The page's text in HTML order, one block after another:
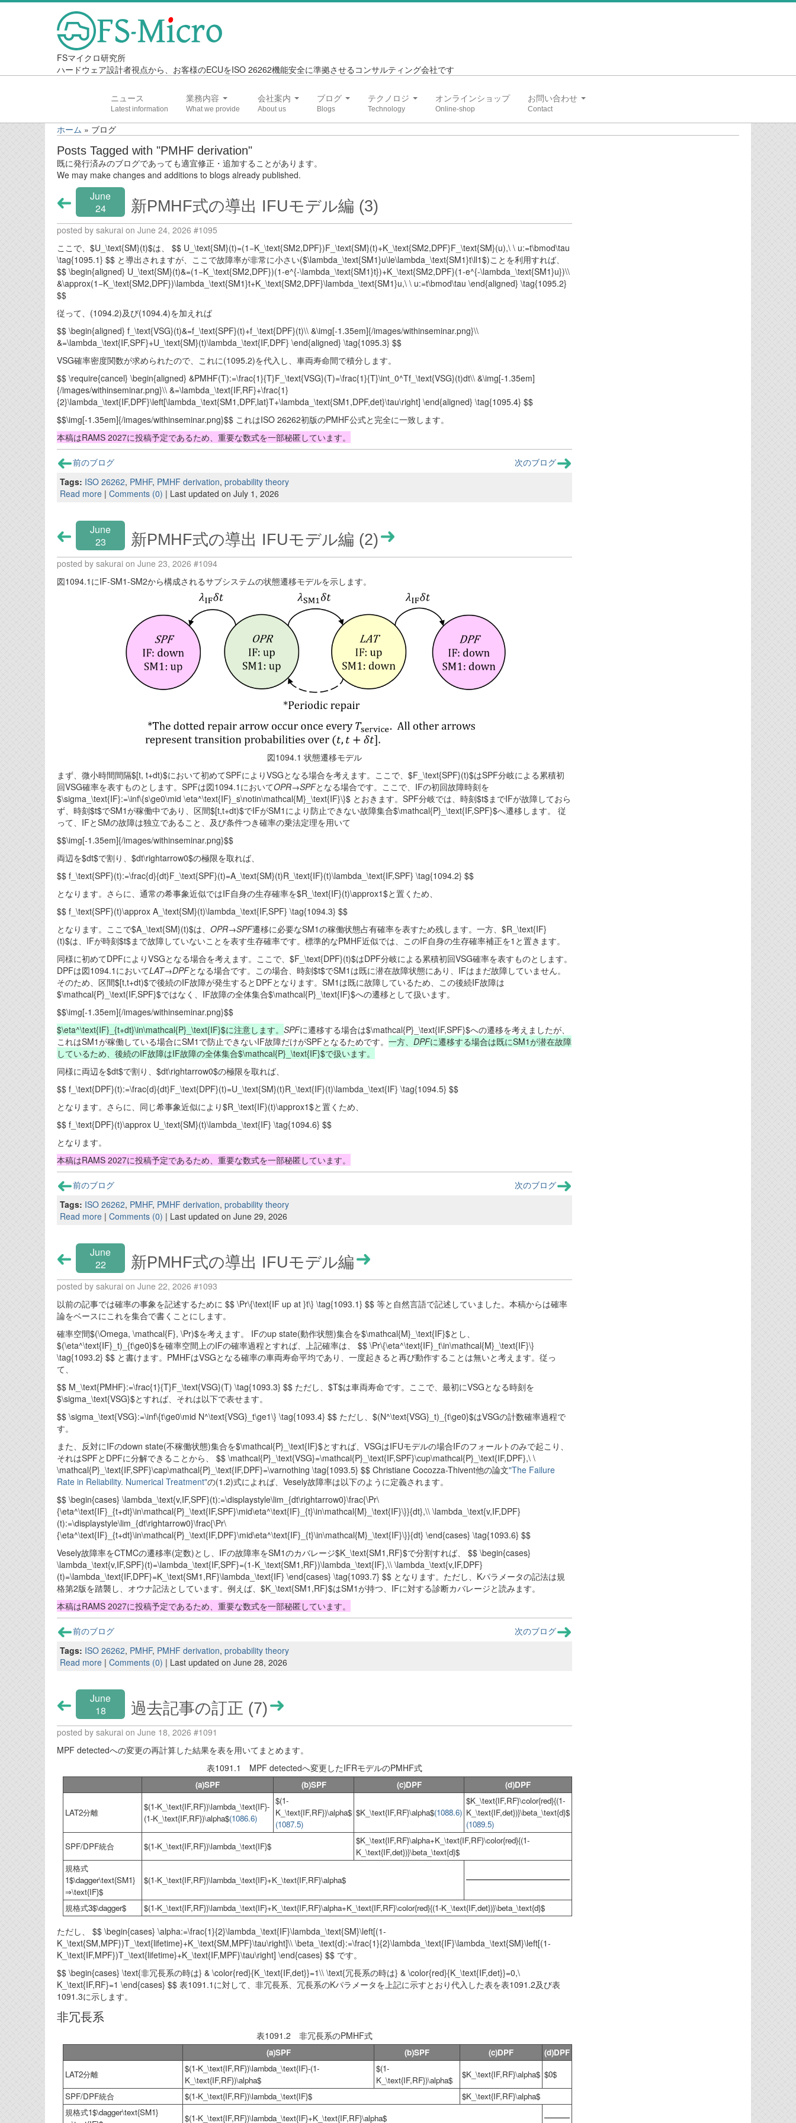
FSマイクロ研究所
ハードウェア設計者視点から、お客様のECUをISO 26262機能安全に準拠させるコンサルティング会社です
ニュース 業務内容 会社案内 ブログ テクノロジ オンラインショップ お問い合わせ
ホーム » ブログ
Posts Tagged with "PMHF derivation"
既に発行済みのブログであっても適宜修正・追加することがあります。
We may make changes and additions to blogs already published.
June
24
新PMHF式の導出 IFUモデル編 (3)
posted by sakurai on June 24, 2026 #1095
ここで、$U_\text{SM}(t)$は、 $$ U_\text{SM}(t)=(1−K_\text{SM2,DPF})⁢F_\text{SM}(t)+K_\text{SM2,DPF}⁢F_\text{SM}(u),\ \ u:=t\bmod\tau
\tag{1095.1} $$ と導出されますが、ここで故障率が非常に小さい($\lambda_\text{SM1}u\le\lambda_\text{SM1}t\ll1$)ことを利用すれば、
$$ \begin{aligned} U_\text{SM}(t)&=(1−K_\text{SM2,DPF})(1-e^{-\lambda_\text{SM1}t})+K_\text{SM2,DPF}⁢(1-e^{-\lambda_\text{SM1}u})\\
&\approx(1−K_\text{SM2,DPF})⁢\lambda_\text{SM1}t+K_\text{SM2,DPF}⁢\lambda_\text{SM1}u,\ \ u:=t\bmod\tau \end{aligned} \tag{1095.2}
$$
従って、(1094.2)及び(1094.4)を加えれば
$$ \begin{aligned} f_\text{VSG}(t)&=f_\text{SPF}(t)+f_\text{DPF}(t)\\ &\img[-1.35em]{/images/withinseminar.png}\\
&=\lambda_\text{IF,SPF}+U_\text{SM}(t)\lambda_\text{IF,DPF} \end{aligned} \tag{1095.3} $$
VSG確率密度関数が求められたので、これに(1095.2)を代入し、車両寿命間で積分します。
$$ \require{cancel} \begin{aligned} &PMHF(T):=\frac{1}{T}F_\text{VSG}(T)=\frac{1}{T}\int_0^Tf_\text{VSG}(t)dt\\ &\img[-1.35em]
{/images/withinseminar.png}\\ &=\lambda_\text{IF,RF}+\frac{1}
{2}\lambda_\text{IF,DPF}\left[\lambda_\text{SM1,DPF,lat}T+\lambda_\text{SM1,DPF,det}\tau\right] \end{aligned} \tag{1095.4} $$
$$\img[-1.35em]{/images/withinseminar.png}$$ これはISO 26262初版のPMHF公式と完全に一致します。
本稿はRAMS 2027に投稿予定であるため、重要な数式を一部秘匿しています。
前のブログ
次のブログ
Tags: ISO 26262, PMHF, PMHF derivation, probability theory
Read more | Comments (0) | Last updated on July 1, 2026
June
23
新PMHF式の導出 IFUモデル編 (2)
posted by sakurai on June 23, 2026 #1094
図1094.1にIF-SM1-SM2から構成されるサブシステムの状態遷移モデルを示します。
図1094.1 状態遷移モデル
まず、微小時間間隔$[t, t+dt)$において初めてSPFによりVSGとなる場合を考えます。ここで、$F_\text{SPF}(t)$はSPF分岐による累積初
回VSG確率を表すものとします。SPFは図1094.1においてOPR→SPFとなる場合です。ここで、IFの初回故障時刻を
$\sigma_\text{IF}:=\inf\{s\ge0\mid \eta^\text{IF}_s\notin\mathcal{M}_\text{IF}\}$ とおきます。SPF分岐では、時刻$t$までIFが故障しておら
ず、時刻$t$でSM1が稼働中であり、区間$[t,t+dt)$でIFがSM1により防止できない故障集合$\mathcal{P}_\text{IF,SPF}$へ遷移します。 従
って、IFとSMの故障は独立であること、及び条件つき確率の乗法定理を用いて
$$\img[-1.35em]{/images/withinseminar.png}$$
両辺を$dt$で割り、$dt\rightarrow0$の極限を取れば、
$$ f_\text{SPF}(t):=\frac{d}{dt}F_\text{SPF}(t)=A_\text{SM}(t)R_\text{IF}(t)\lambda_\text{IF,SPF} \tag{1094.2} $$
となります。さらに、通常の希事象近似ではIF自身の生存確率を$R_\text{IF}(t)\approx1$と置くため、
$$ f_\text{SPF}(t)\approx A_\text{SM}(t)\lambda_\text{IF,SPF} \tag{1094.3} $$
となります。ここで$A_\text{SM}(t)$は、 OPR→SPF遷移に必要なSM1の稼働状態占有確率を表すため残します。一方、$R_\text{IF}
(t)$は、IFが時刻$t$まで故障していないことを表す生存確率です。標準的なPMHF近似では、このIF自身の生存確率補正を1と置きます。
同様に初めてDPFによりVSGとなる場合を考えます。ここで、$F_\text{DPF}(t)$はDPF分岐による累積初回VSG確率を表すものとします。
DPFは図1094.1においてLAT→DPFとなる場合です。この場合、時刻$t$でSM1は既に潜在故障状態にあり、IFはまだ故障していません。
そのため、区間$[t,t+dt)$で後続のIF故障が発生するとDPFとなります。SM1は既に故障しているため、この後続IF故障は
$\mathcal{P}_\text{IF,SPF}$ではなく、IF故障の全体集合$\mathcal{P}_\text{IF}$への遷移として扱います。
$$\img[-1.35em]{/images/withinseminar.png}$$
$\eta^\text{IF}_{t+dt}\in\mathcal{P}_\text{IF}$に注意します。 SPFに遷移する場合は$\mathcal{P}_\text{IF,SPF}$への遷移を考えましたが、
これはSM1が稼働している場合にSM1で防止できないIF故障だけがSPFとなるためです。 一方、 DPFに遷移する場合は既にSM1が潜在故障
しているため、後続のIF故障はIF故障の全体集合$\mathcal{P}_\text{IF}$で扱います。
同様に両辺を$dt$で割り、$dt\rightarrow0$の極限を取れば、
$$ f_\text{DPF}(t):=\frac{d}{dt}F_\text{DPF}(t)=U_\text{SM}(t)R_\text{IF}(t)\lambda_\text{IF} \tag{1094.5} $$
となります。さらに、同じ希事象近似により$R_\text{IF}(t)\approx1$と置くため、
$$ f_\text{DPF}(t)\approx U_\text{SM}(t)\lambda_\text{IF} \tag{1094.6} $$
となります。
本稿はRAMS 2027に投稿予定であるため、重要な数式を一部秘匿しています。
前のブログ
次のブログ
Tags: ISO 26262, PMHF, PMHF derivation, probability theory
Read more | Comments (0) | Last updated on June 29, 2026
June
22
新PMHF式の導出 IFUモデル編
posted by sakurai on June 22, 2026 #1093
以前の記事では確率の事象を記述するために $$ \Pr\{\text{IF up at }t\} \tag{1093.1} $$ 等と自然言語で記述していました。本稿からは確率
論をベースにこれを集合で書くことにします。
確率空間$(\Omega, \mathcal{F}, \Pr)$を考えます。 IFのup state(動作状態)集合を$\mathcal{M}_\text{IF}$とし、
$(\eta^\text{IF}_t)_{t\ge0}$を確率空間上のIFの確率過程とすれば、上記確率は、 $$ \Pr\{\eta^\text{IF}_t\in\mathcal{M}_\text{IF}\}
\tag{1093.2} $$ と書けます。PMHFはVSGとなる確率の車両寿命平均であり、一度起きると再び動作することは無いと考えます。従っ
て、
$$ M_\text{PMHF}:=\frac{1}{T}F_\text{VSG}(T) \tag{1093.3} $$ ただし、$T$は車両寿命です。ここで、最初にVSGとなる時刻を
$\sigma_\text{VSG}$とすれば、それは以下で表せます。
$$ \sigma_\text{VSG}:=\inf\{t\ge0\mid N^\text{VSG}_t\ge1\} \tag{1093.4} $$ ただし、$(N^\text{VSG}_t)_{t\ge0}$はVSGの計数確率過程で
す。
また、反対にIFのdown state(不稼働状態)集合を$\mathcal{P}_\text{IF}$とすれば、VSGはIFUモデルの場合IFのフォールトのみで起こり、
それはSPFとDPFに分解できることから、 $$ \mathcal{P}_\text{VSG}=\mathcal{P}_\text{IF,SPF}\cup\mathcal{P}_\text{IF,DPF},\ \
\mathcal{P}_\text{IF,SPF}\cap\mathcal{P}_\text{IF,DPF}=\varnothing \tag{1093.5} $$ Christiane Cocozza-Thivent他の論文"The Failure
Rate in Reliability. Numerical Treatment"の(1.2)式によれば、Vesely故障率は以下のように定義されます。
$$ \begin{cases} \lambda_\text{v,IF,SPF}(t):=\displaystyle\lim_{dt\rightarrow0}\frac{\Pr\
{\eta^\text{IF}_{t+dt}\in\mathcal{P}_\text{IF,SPF}\mid\eta^\text{IF}_{t}\in\mathcal{M}_\text{IF}\}}{dt},\\ \lambda_\text{v,IF,DPF}
(t):=\displaystyle\lim_{dt\rightarrow0}\frac{\Pr\
{\eta^\text{IF}_{t+dt}\in\mathcal{P}_\text{IF,DPF}\mid\eta^\text{IF}_{t}\in\mathcal{M}_\text{IF}\}}{dt} \end{cases} \tag{1093.6} $$
Vesely故障率をCTMCの遷移率(定数)とし、IFの故障率をSM1のカバレージ$K_\text{SM1,RF}$で分割すれば、 $$ \begin{cases}
\lambda_\text{v,IF,SPF}(t)=\lambda_\text{IF,SPF}=(1-K_\text{SM1,RF})\lambda_\text{IF},\\ \lambda_\text{v,IF,DPF}
(t)=\lambda_\text{IF,DPF}=K_\text{SM1,RF}\lambda_\text{IF} \end{cases} \tag{1093.7} $$ となります。ただし、Kパラメータの記法は規
格第2版を踏襲し、オウナ記法としています。例えば、$K_\text{SM1,RF}$はSM1が持つ、IFに対する診断カバレージと読みます。
本稿はRAMS 2027に投稿予定であるため、重要な数式を一部秘匿しています。
前のブログ
次のブログ
Tags: ISO 26262, PMHF, PMHF derivation, probability theory
Read more | Comments (0) | Last updated on June 28, 2026
June
18
過去記事の訂正 (7)
posted by sakurai on June 18, 2026 #1091
MPF detectedへの変更の再計算した結果を表を用いてまとめます。
表1091.1 MPF detectedへ変更したIFRモデルのPMHF式
(a)SPF (b)SPF (c)DPF (d)DPF
LAT2分離
$(1-K_\text{IF,RF})\lambda_\text{IF}-
(1-K_\text{IF,RF})\alpha$(1086.6)
$(1-
K_\text{IF,RF})\alpha$
(1087.5)
$K_\text{IF,RF}\alpha$(1088.6)
$K_\text{IF,RF}\color{red}{(1-
K_\text{IF,det})}\beta_\text{d}$
(1089.5)
SPF/DPF統合
$(1-K_\text{IF,RF})\lambda_\text{IF}$
$K_\text{IF,RF}\alpha+K_\text{IF,RF}\color{red}{(1-
K_\text{IF,det})}\beta_\text{d}$
規格式
1$\dagger\text{SM1}
⇒\text{IF}$
$(1-K_\text{IF,RF})\lambda_\text{IF}+K_\text{IF,RF}\alpha$
規格式3$\dagger$ $(1-K_\text{IF,RF})\lambda_\text{IF}+K_\text{IF,RF}\alpha+K_\text{IF,RF}\color{red}{(1-K_\text{IF,det})}\beta_\text{d}$
ただし、 $$ \begin{cases} \alpha:=\frac{1}{2}\lambda_\text{IF}\lambda_\text{SM}\left[(1-
K_\text{SM,MPF})T_\text{lifetime}+K_\text{SM,MPF}\tau\right]\\ \beta_\text{d}:=\frac{1}{2}\lambda_\text{IF}\lambda_\text{SM}\left[(1-
K_\text{IF,MPF})T_\text{lifetime}+K_\text{IF,MPF}\tau\right] \end{cases} $$ です。
$$ \begin{cases} \text{非冗長系の時は} & \color{red}{K_\text{IF,det}}=1\\ \text{冗長系の時は} & \color{red}{K_\text{IF,det}}=0,\
K_\text{IF,RF}=1 \end{cases} $$ 表1091.1に対して、非冗長系、冗長系のKパラメータを上記に示すとおり代入した表を表1091.2及び表
1091.3に示します。
非冗長系
表1091.2 非冗長系のPMHF式
(a)SPF (b)SPF (c)DPF
(d)DPF
LAT2分離
$(1-K_\text{IF,RF})\lambda_\text{IF}-(1-
K_\text{IF,RF})\alpha$
$(1-
K_\text{IF,RF})\alpha$
$K_\text{IF,RF}\alpha$ $0$
SPF/DPF統合
$(1-K_\text{IF,RF})\lambda_\text{IF}$
$K_\text{IF,RF}\alpha$
規格式1$\dagger\text{SM1}
$(1-K_\text{IF,RF})\lambda_\text{IF}+K_\text{IF,RF}\alpha$